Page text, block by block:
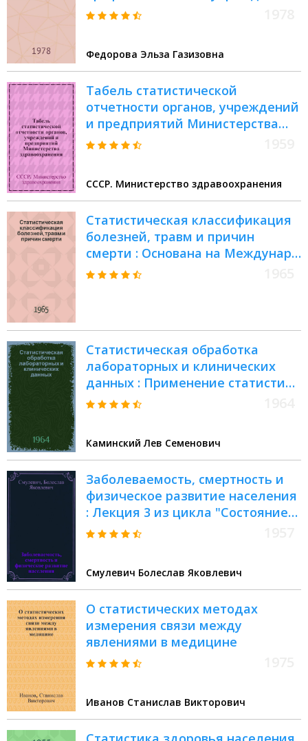
Учеб. пособие
Федорова Эльза Газизовна
Табель статистической
отчетности органов, учреждений
и предприятий Министерства
здравоохранения : Утв. 5/XI 1958 г
СССР. Министерство здравоохранения
Статистическая классификация
болезней, травм и причин
смерти : Основана на Междунар.
стат. классификации седьмого
Статистическая обработка
лабораторных и клинических
данных : Применение статистики
в науч. и практ. работе врача
Каминский Лев Семенович
Заболеваемость, смертность и
физическое развитие населения
: Лекция 3 из цикла "Состояние
здоровья населения и методы
Смулевич Болеслав Яковлевич
О статистических методах
измерения связи между
явлениями в медицине
Иванов Станислав Викторович